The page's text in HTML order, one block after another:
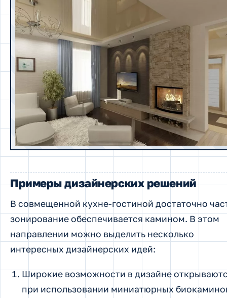
Примеры дизайнерских решений
В совмещенной кухне-гостиной достаточно
зонирование обеспечивается камином. В этом
направлении можно выделить несколько
интересных дизайнерских идей:
Широкие возможности в дизайне
при использовании миниатюрных